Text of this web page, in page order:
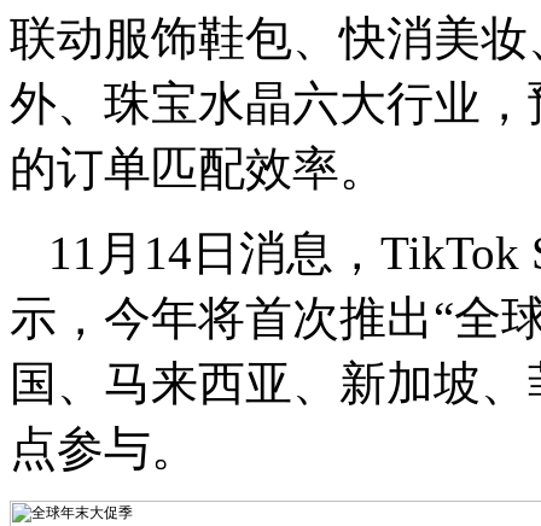
联动服饰鞋包、快消美
外、珠宝水晶六大行业
的订单匹配效率。
11月14日消息，TikTok
示，今年将首次推出“全
国、马来西亚、新加坡
点参与。